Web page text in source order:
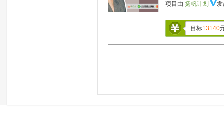
项目由 扬帆计划
目标13140